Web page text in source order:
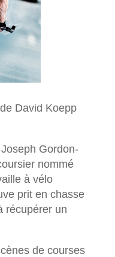
David Koepp
Gordon-
nommé
à vélo
prit en chasse
récupérer un
de courses